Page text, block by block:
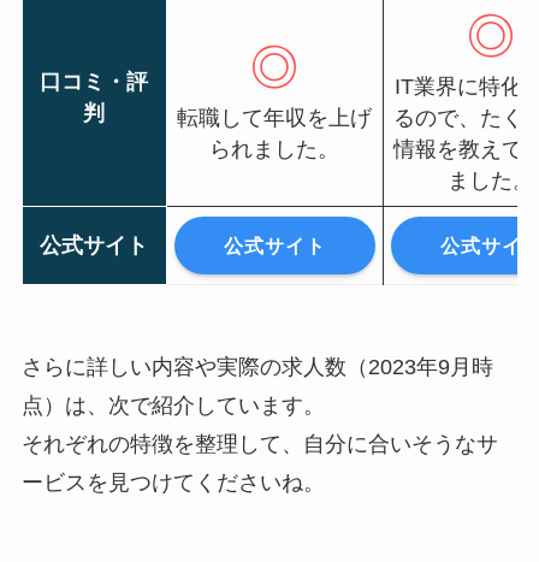
口コミ・評
判
◎
転職して年収を上げ
られました。
◎
IT業界に特化
るので、たく
情報を教えて
ました。
公式サイト 公式サイト 公式サイ
さらに詳しい内容や実際の求人数（2023年9月時
点）は、次で紹介しています。
それぞれの特徴を整理して、自分に合いそうなサ
ービスを見つけてくださいね。